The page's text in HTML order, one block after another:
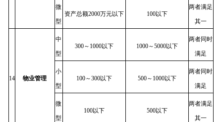
微
型
资产总额2000万元以下 100以下
两者满足
其一
14 物业管理
中
型
300～1000以下 1000～5000以下
两者同时
满足
小
型
100～300以下 500～1000以下
两者同时
满足
微
型
100以下 500以下
两者满足
其一